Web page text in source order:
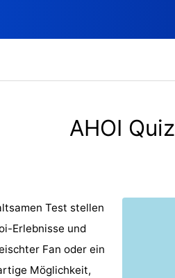
AHOI Quiz
Test stellen
Erlebnisse und
Fan oder ein
Möglichkeit,